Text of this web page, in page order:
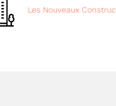
Les Nouveaux